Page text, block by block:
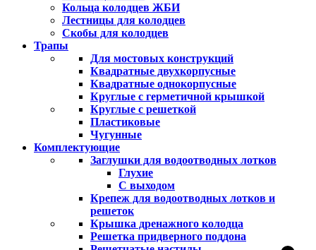
Кольца колодцев ЖБИ
Лестницы для колодцев
Скобы для колодцев
Трапы
Для мостовых конструкций
Квадратные двухкорпусные
Квадратные однокорпусные
Круглые с герметичной крышкой
Круглые с решеткой
Пластиковые
Чугунные
Комплектующие
Заглушки для водоотводных лотков
Глухие
С выходом
Крепеж для водоотводных лотков и
решеток
Крышка дренажного колодца
Решетка придверного поддона